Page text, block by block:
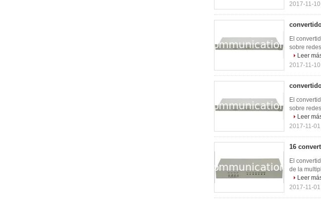
2017-11-
El
sobre
Leer
2017-11-
El
sobre
Leer
2017-11-
16
El
de la
Leer
2017-11-